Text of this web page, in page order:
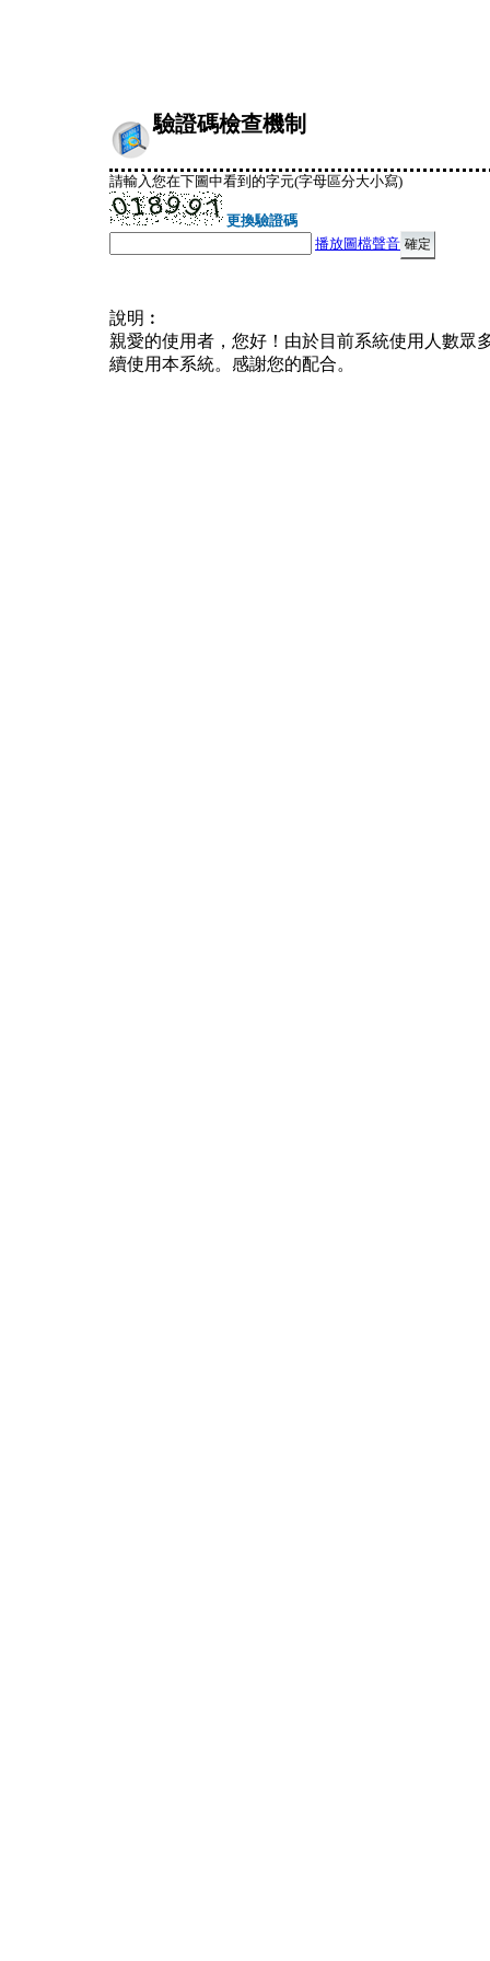
驗證碼檢查機制
請輸入您在下圖中看到的字元(字母區分大小寫)
更換驗證碼
播放圖檔聲音
說明︰
親愛的使用者，您好！由於目前系統使用人數眾
續使用本系統。感謝您的配合。